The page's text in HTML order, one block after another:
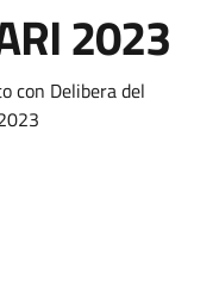
2023
con Delibera del